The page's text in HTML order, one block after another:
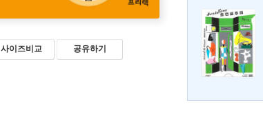
사이즈비교 공유하기